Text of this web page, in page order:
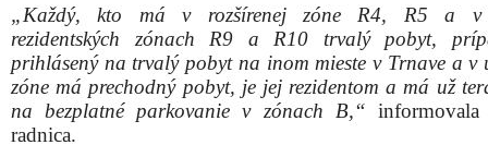
„Každý, kto má v rozšírenej zóne R4, R5 a v
rezidentských zónach R9 a R10 trvalý pobyt,
prihlásený na trvalý pobyt na inom mieste v Trnave a v
zóne má prechodný pobyt, je jej rezidentom a má už
na bezplatné parkovanie v zónach B,“ informovala
radnica.